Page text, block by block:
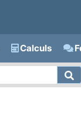
Calculs